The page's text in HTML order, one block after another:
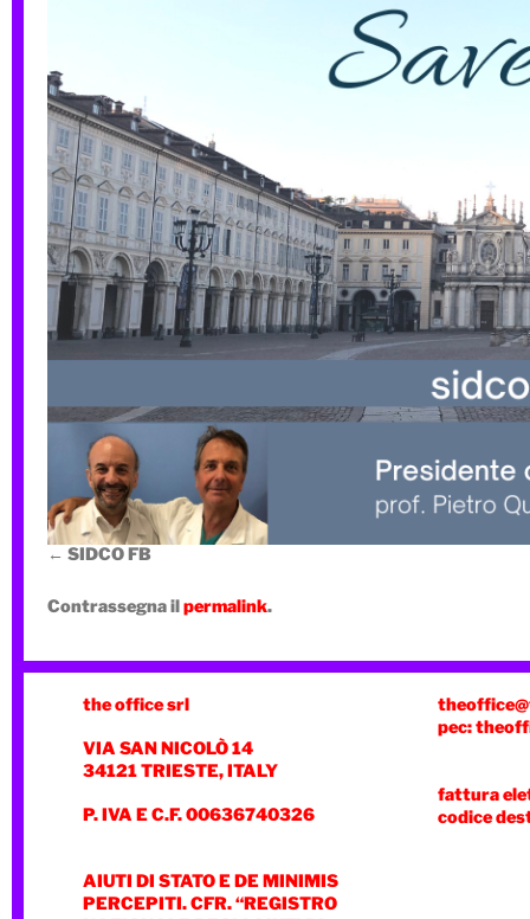
SIDCO FB
Contrassegna ilpermalink.
the office srl
VIA SAN NICOLÒ 14
34121 TRIESTE, ITALY
P. IVA E C.F. 00636740326
AIUTI DI STATO E DE MINIMIS
PERCEPITI. CFR. “REGISTRO
pec:
fattura
codice